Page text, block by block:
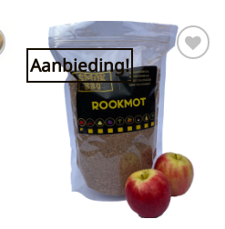
Aanbieding!
Toevoegen
aan
verlanglijst